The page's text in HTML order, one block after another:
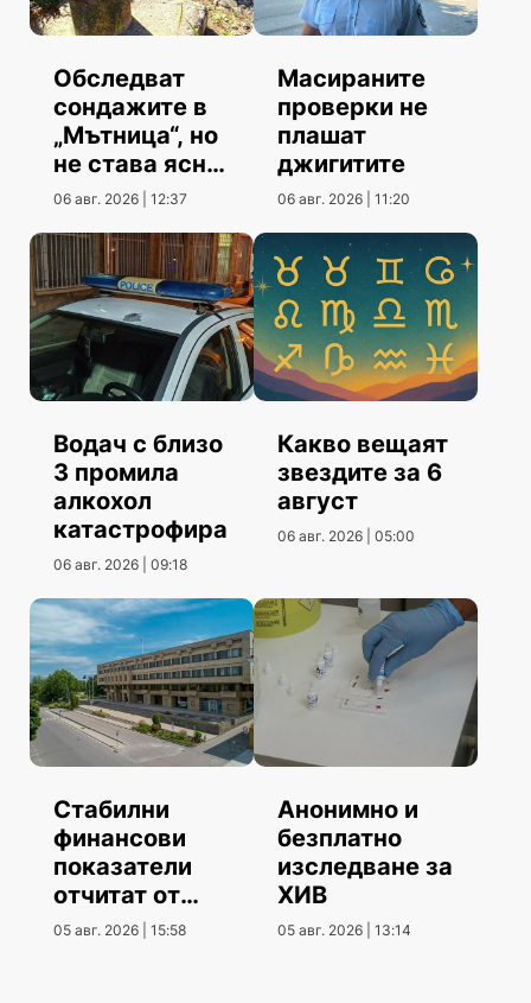
Обследват
сондажите в
„Мътница“, но
не става ясно
кога
06 авг. 2026 | 12:37
Масираните
проверки не
плашат
джигитите
06 авг. 2026 | 11:20
Водач с близо
3 промила
алкохол
катастрофира
06 авг. 2026 | 09:18
Какво вещаят
звездите за 6
август
06 авг. 2026 | 05:00
Стабилни
финансови
показатели
отчитат от
Община
05 авг. 2026 | 15:58
Анонимно и
безплатно
изследване за
ХИВ
05 авг. 2026 | 13:14